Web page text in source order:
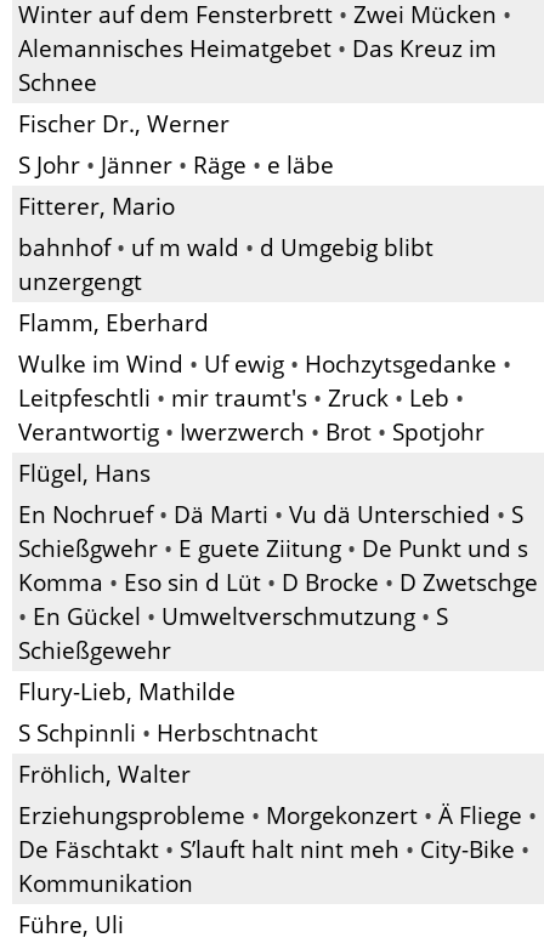
Winter auf dem Fensterbrett • Zwei Mücken •
Alemannisches Heimatgebet • Das Kreuz im
Schnee
Fischer Dr., Werner
S Johr • Jänner • Räge • e läbe
Fitterer, Mario
bahnhof• uf m wald • d Umgebig blibt
unzergengt
Flamm, Eberhard
Wulke im Wind • Uf ewig • Hochzytsgedanke •
Leitpfeschtli • mir traumt's • Zruck • Leb •
Verantwortig • Iwerzwerch • Brot • Spotjohr
Flügel, Hans
En Nochruef• Dä Marti • Vu dä Unterschied • S
Schießgwehr • E guete Ziitung • De Punkt und s
Komma • Eso sin d Lüt • D Brocke • D Zwetschge
• En Gückel • Umweltverschmutzung • S
Schießgewehr
Flury-Lieb, Mathilde
S Schpinnli • Herbschtnacht
Fröhlich, Walter
Erziehungsprobleme • Morgekonzert • Ä Fliege •
De Fäschtakt • S’lauft halt nint meh • City-Bike •
Kommunikation
Führe, Uli